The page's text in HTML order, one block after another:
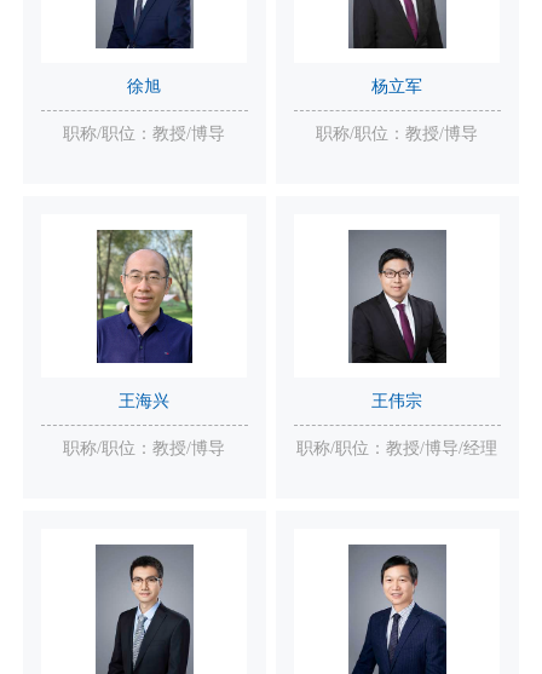
徐旭
职称/职位：教授/博导
杨立军
职称/职位：教授/博导
王海兴
职称/职位：教授/博导
王伟宗
职称/职位：教授/博导/经理